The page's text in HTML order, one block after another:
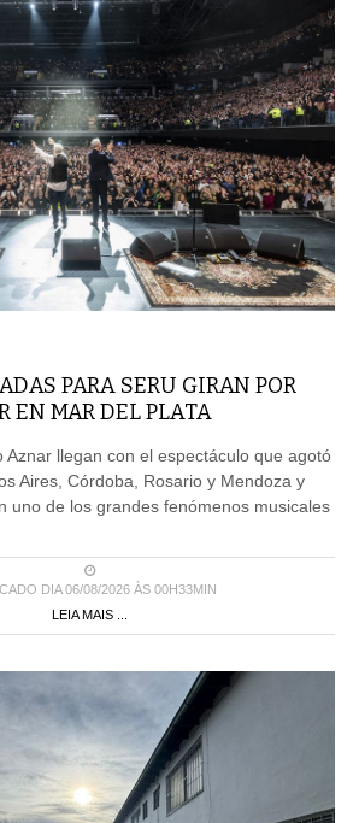
PARA SERU GIRAN POR
EN MAR DEL PLATA
Aznar llegan con el espectáculo que agotó
Aires, Córdoba, Rosario y Mendoza y
uno de los grandes fenómenos musicales
DIA 06/08/2026 ÀS 00H33MIN
LEIA MAIS ...